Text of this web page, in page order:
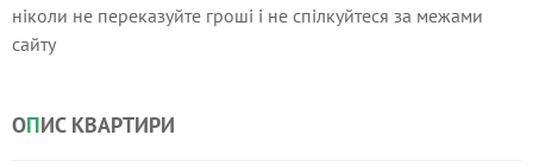
ніколи не переказуйте гроші і не спілкуйтеся за межами
сайту
ОПИС КВАРТИРИ